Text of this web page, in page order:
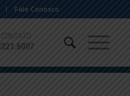
Fale Conosco